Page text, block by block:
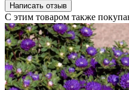
Написать отзыв
С этим товаром также